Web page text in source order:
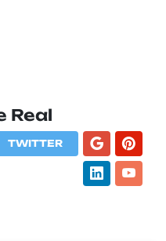
Real
TWITTER